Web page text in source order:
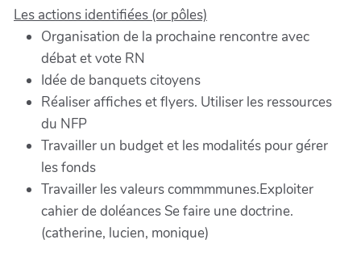
Les actions identifiées (or pôles)
Organisation de la prochaine rencontre avec
débat et vote RN
Idée de banquets citoyens
Réaliser affiches et flyers. Utiliser les ressources
du NFP
Travailler un budget et les modalités pour gérer
les fonds
Travailler les valeurs commmmunes.Exploiter
cahier de doléances Se faire une doctrine.
(catherine, lucien, monique)